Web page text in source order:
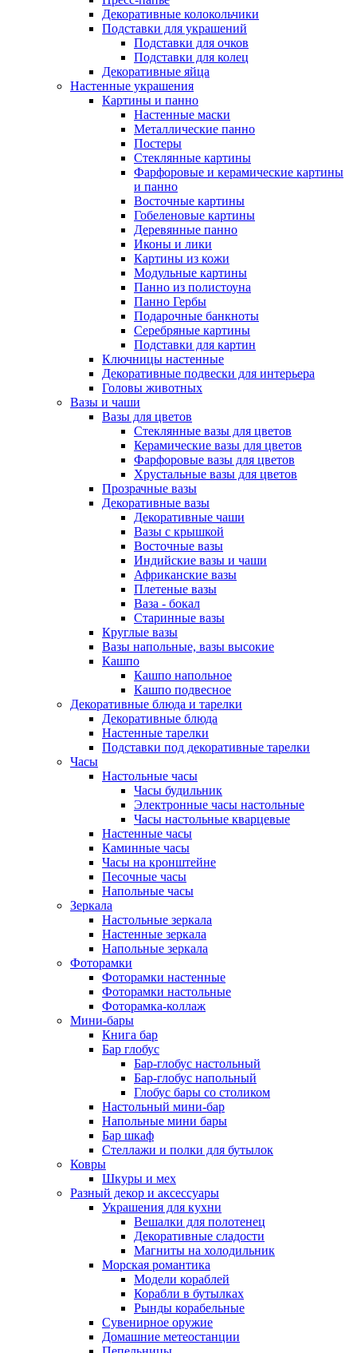
Декоративные колокольчики
Подставки для украшений
Подставки для очков
Подставки для колец
Декоративные яйца
Настенные украшения
Картины и панно
Настенные маски
Металлические панно
Постеры
Стеклянные картины
Фарфоровые и керамические картины
и панно
Восточные картины
Гобеленовые картины
Деревянные панно
Иконы и лики
Картины из кожи
Модульные картины
Панно из полистоуна
Панно Гербы
Подарочные банкноты
Серебряные картины
Подставки для картин
Ключницы настенные
Декоративные подвески для интерьера
Головы животных
Вазы и чаши
Вазы для цветов
Стеклянные вазы для цветов
Керамические вазы для цветов
Фарфоровые вазы для цветов
Хрустальные вазы для цветов
Прозрачные вазы
Декоративные вазы
Декоративные чаши
Вазы с крышкой
Восточные вазы
Индийские вазы и чаши
Африканские вазы
Плетеные вазы
Ваза - бокал
Старинные вазы
Круглые вазы
Вазы напольные, вазы высокие
Кашпо
Кашпо напольное
Кашпо подвесное
Декоративные блюда и тарелки
Декоративные блюда
Настенные тарелки
Подставки под декоративные тарелки
Часы
Настольные часы
Часы будильник
Электронные часы настольные
Часы настольные кварцевые
Настенные часы
Каминные часы
Часы на кронштейне
Песочные часы
Напольные часы
Зеркала
Настольные зеркала
Настенные зеркала
Напольные зеркала
Фоторамки
Фоторамки настенные
Фоторамки настольные
Фоторамка-коллаж
Мини-бары
Книга бар
Бар глобус
Бар-глобус настольный
Бар-глобус напольный
Глобус бары со столиком
Настольный мини-бар
Напольные мини бары
Бар шкаф
Стеллажи и полки для бутылок
Ковры
Шкуры и мех
Разный декор и аксессуары
Украшения для кухни
Вешалки для полотенец
Декоративные сладости
Магниты на холодильник
Морская романтика
Модели кораблей
Корабли в бутылках
Рынды корабельные
Сувенирное оружие
Домашние метеостанции